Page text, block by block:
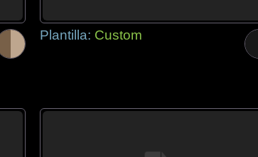
Plantilla: Custom